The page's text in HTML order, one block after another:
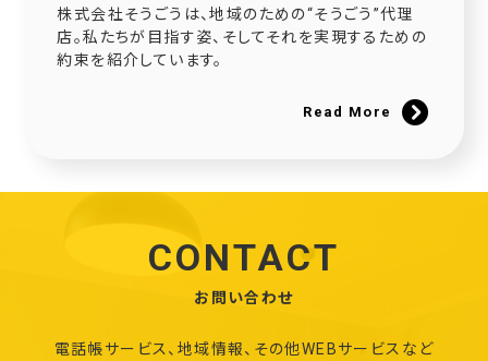
株式会社そうごうは、地域のための“そうごう”代理
店。私たちが目指す姿、そしてそれを実現するための
約束を紹介しています。
Read More
CONTACT
お問い合わせ
電話帳サービス、地域情報、その他WEBサービスなど